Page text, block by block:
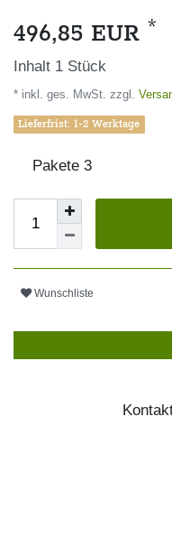
496,85 EUR *
Inhalt 1 Stück
* inkl. ges. MwSt. zzgl.
Lieferfrist: 1-2 Werktage
Pakete 3
Wunschliste